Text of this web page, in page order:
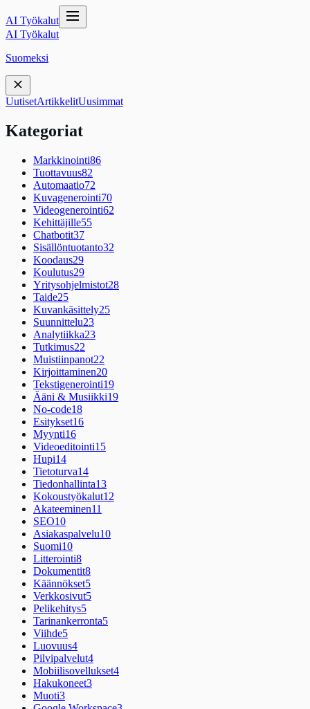
AI Työkalut
AI Työkalut
Suomeksi
UutisetArtikkelitUusimmat
Kategoriat
Markkinointi86
Tuottavuus82
Automaatio72
Kuvagenerointi70
Videogenerointi62
Kehittäjille55
Chatbotit37
Sisällöntuotanto32
Koodaus29
Koulutus29
Yritysohjelmistot28
Taide25
Kuvankäsittely25
Suunnittelu23
Analytiikka23
Tutkimus22
Muistiinpanot22
Kirjoittaminen20
Tekstigenerointi19
Ääni & Musiikki19
No-code18
Esitykset16
Myynti16
Videoeditointi15
Hupi14
Tietoturva14
Tiedonhallinta13
Kokoustyökalut12
Akateeminen11
SEO10
Asiakaspalvelu10
Suomi10
Litterointi8
Dokumentit8
Käännökset5
Verkkosivut5
Pelikehitys5
Tarinankerronta5
Viihde5
Luovuus4
Pilvipalvelut4
Mobiilisovellukset4
Hakukoneet3
Muoti3